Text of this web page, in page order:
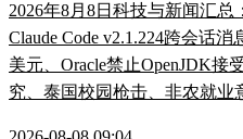
2026年8月8日科技与新闻汇总
Claude Code v2.1.224跨会话
美元、Oracle禁止OpenJDK
究、泰国校园枪击、非农就业